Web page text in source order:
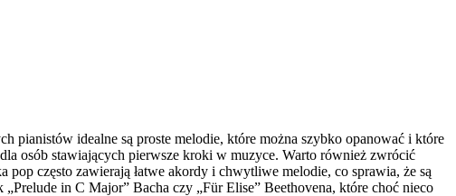
idealne są proste melodie, które można szybko opanować i które
osób stawiających pierwsze kroki w muzyce. Warto również zwrócić
często zawierają łatwe akordy i chwytliwe melodie, co sprawia, że są
in C Major” Bacha czy „Für Elise” Beethovena, które choć nieco